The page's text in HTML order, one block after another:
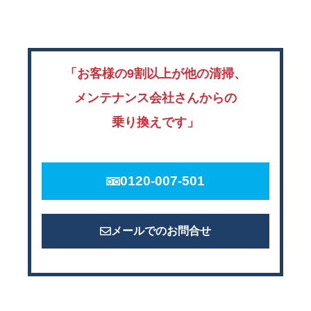
「お客様の9割以上が他の清掃、
メンテナンス会社さんからの
乗り換えです」
0120-007-501
メールでのお問合せ